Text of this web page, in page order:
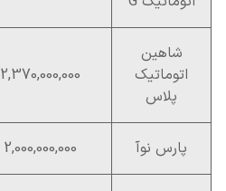
شاهین
اتوماتیک
پلاس
2,370,000,000
پارس نوآ 2,000,000,000